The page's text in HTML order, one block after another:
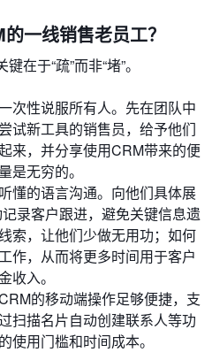
一线销售老员工？
在于“疏”而非“堵”。
次性说服所有人。先在团队中
试新工具的销售员，给予他们
来，并分享使用CRM带来的便
是无穷的。
懂的语言沟通。向他们具体展
录客户跟进，避免关键信息遗
索，让他们少做无用功；如何
作，从而将更多时间用于客户
收入。
的移动端操作足够便捷，支
扫描名片自动创建联系人等功
使用门槛和时间成本。